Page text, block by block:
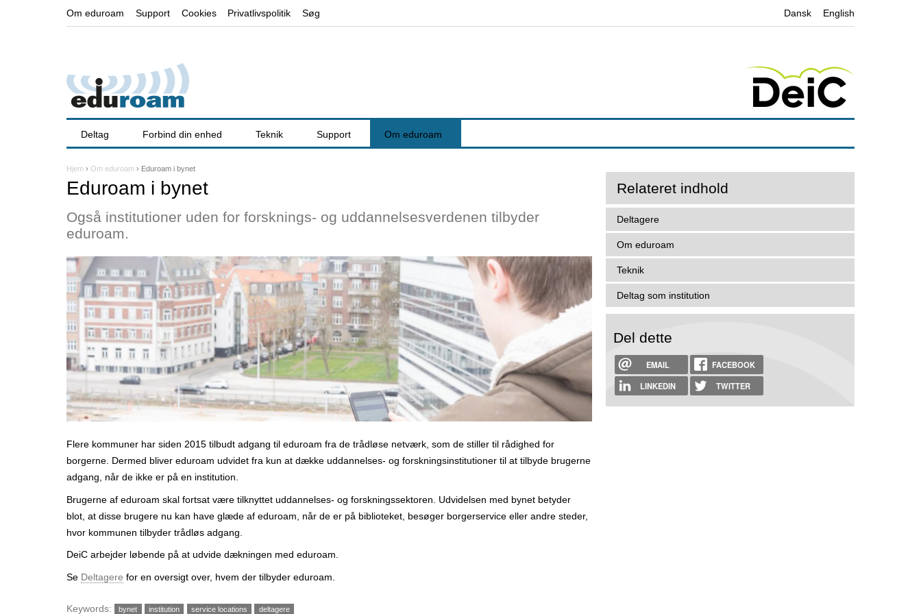
Om eduroam Support Cookies Privatlivspolitik Søg Dansk English
D
u
e
h
e
r
Hjem › Om eduroam › Eduroam i bynet
Eduroam i bynet
Også institutioner uden for forsknings- og uddannelsesverdenen tilbyder
eduroam.
Flere kommuner har siden 2015 tilbudt adgang til eduroam fra de trådløse netværk, som de stiller til rådighed for
borgerne. Dermed bliver eduroam udvidet fra kun at dække uddannelses- og forskningsinstitutioner til at tilbyde brugerne
adgang, når de ikke er på en institution.
Brugerne af eduroam skal fortsat være tilknyttet uddannelses- og forskningssektoren. Udvidelsen med bynet betyder
blot, at disse brugere nu kan have glæde af eduroam, når de er på biblioteket, besøger borgerservice eller andre steder,
hvor kommunen tilbyder trådløs adgang.
DeiC arbejder løbende på at udvide dækningen med eduroam.
Se Deltagere for en oversigt over, hvem der tilbyder eduroam.
Keywords: bynet institution service locations deltagere
Deltag Forbind din enhed Teknik Support Om eduroam
Relateret indhold
Deltagere
Om eduroam
Teknik
Deltag som institution
Del dette
EMAIL
FACEBOOK
LINKEDIN
TWITTER